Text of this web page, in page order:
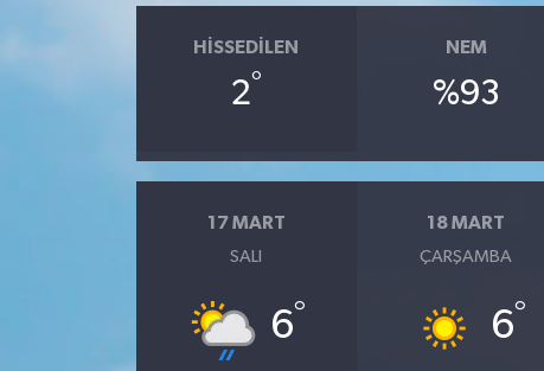
HISSEDILEN
2°
NEM
%93
17 MART
SALI
6°
18 MART
ÇARŞAMBA
6°